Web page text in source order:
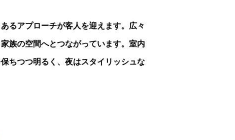
るアプローチが客人を迎えます。広々
族の空間へとつながっています。室内
ちつつ明るく、夜はスタイリッシュな